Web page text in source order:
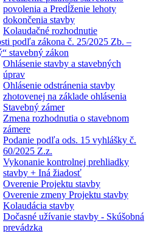
povolenia a Predĺženie lehoty
dokončenia stavby
Kolaudačné rozhodnutie
podľa zákona č. 25/2025 Zb. –
stavebný zákon
Ohlásenie stavby a stavebných
úprav
Ohlásenie odstránenia stavby
zhotovenej na základe ohlásenia
Stavebný zámer
Zmena rozhodnutia o stavebnom
zámere
Podanie podľa ods. 15 vyhlášky č.
60/2025 Z.z.
Vykonanie kontrolnej prehliadky
stavby + Iná žiadosť
Overenie Projektu stavby
Overenie zmeny Projektu stavby
Kolaudácia stavby
Dočasné užívanie stavby - Skúšobná
prevádzka